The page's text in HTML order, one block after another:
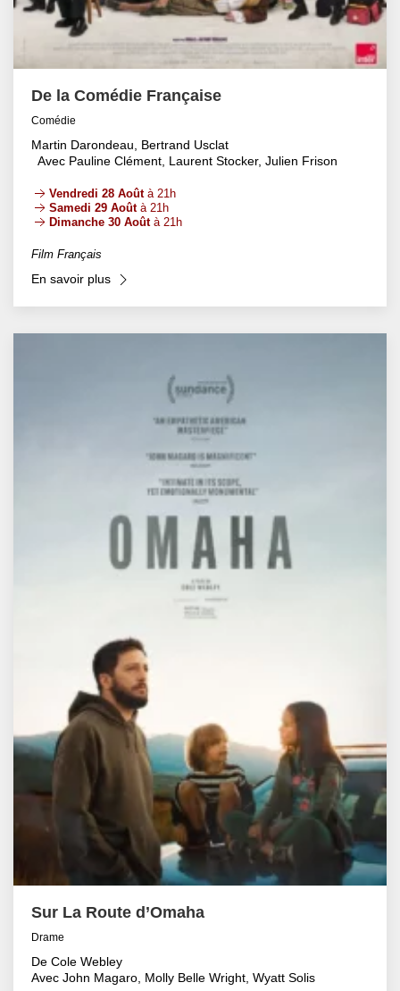
De la Comédie Française
Comédie
Martin Darondeau, Bertrand Usclat
Avec Pauline Clément, Laurent Stocker, Julien Frison
Vendredi 28 Aoûtà 21h
Samedi 29 Aoûtà 21h
Dimanche 30 Aoûtà 21h
Film Français
En savoir plus
Sur La Route d’Omaha
Drame
De Cole Webley
Avec John Magaro, Molly Belle Wright, Wyatt Solis